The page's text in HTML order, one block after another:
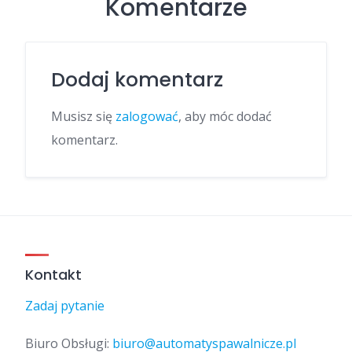
Komentarze
Dodaj komentarz
Musisz się zalogować, aby móc dodać
komentarz.
Kontakt
Zadaj pytanie
Biuro Obsługi: biuro@automatyspawalnicze.pl